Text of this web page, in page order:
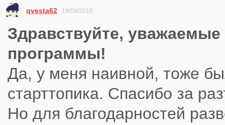
qvesta62 19/09/2010
Здравствуйте, уважаемые
программы!
Да, у меня наивной, тоже
старттопика. Спасибо за
Но для благодарностей